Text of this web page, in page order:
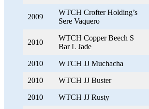
2009
WTCH Crofter Holding’s
Sere Vaquero
2010
WTCH Copper Beech S
Bar L Jade
2010 WTCH JJ Muchacha
2010 WTCH JJ Buster
2010 WTCH JJ Rusty